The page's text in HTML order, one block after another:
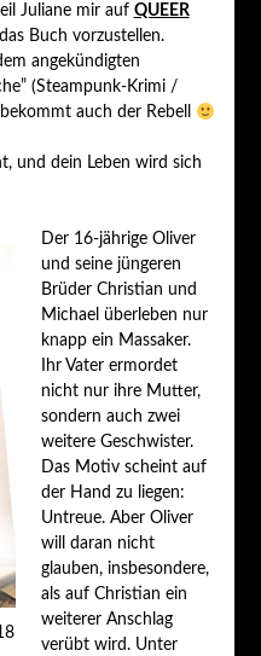
Juliane mir auf QUEER
Buch vorzustellen.
angekündigten
(Steampunk-Krimi /
auch der Rebell
und dein Leben wird sich
Der 16-jährige Oliver
und seine jüngeren
Brüder Christian und
Michael überleben nur
knapp ein Massaker.
Ihr Vater ermordet
nicht nur ihre Mutter,
sondern auch zwei
weitere Geschwister.
Das Motiv scheint auf
der Hand zu liegen:
Untreue. Aber Oliver
will daran nicht
glauben, insbesondere,
als auf Christian ein
weiterer Anschlag
verübt wird. Unter